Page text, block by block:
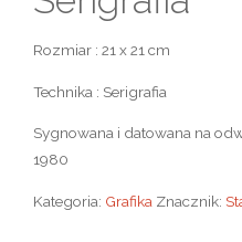
Rozmiar : 21 x 21 cm
Technika : Serigrafia
Sygnowana i datowana na
1980
Kategoria: Grafika Znacznik: